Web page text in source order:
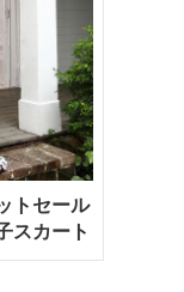
トセール
スカート
プ付き